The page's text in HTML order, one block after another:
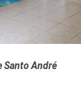
Santo André